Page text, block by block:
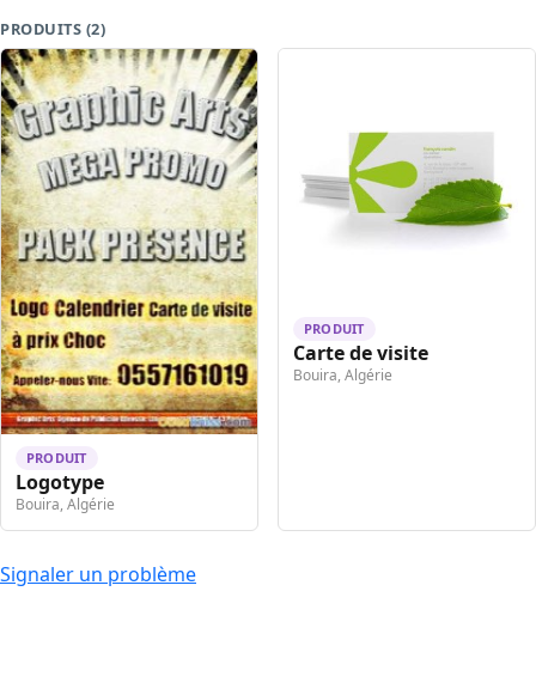
PRODUITS (2)
PRODUIT
Logotype
Bouira, Algérie
PRODUIT
Carte de visite
Bouira, Algérie
Signaler un problème